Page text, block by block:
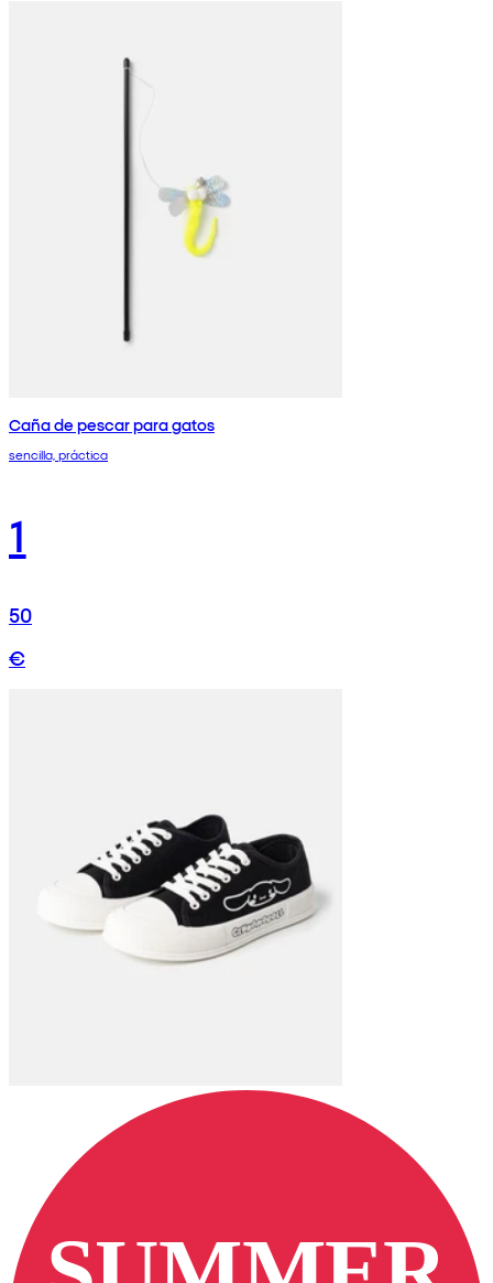
Caña de pescar para gatos
sencilla, práctica
1
50
€